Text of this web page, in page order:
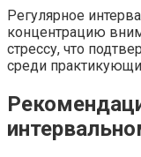
Регулярное
концентрацию
стрессу, что
среди